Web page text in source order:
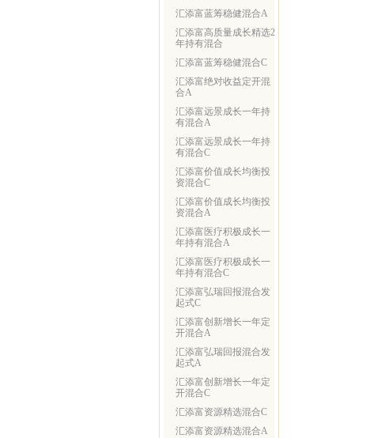
汇添富蓝筹稳健混合A
汇添富高质量成长精选2
年持有混合
汇添富蓝筹稳健混合C
汇添富绝对收益定开混
合A
汇添富远景成长一年持
有混合A
汇添富远景成长一年持
有混合C
汇添富价值成长均衡投
资混合C
汇添富价值成长均衡投
资混合A
汇添富医疗积极成长一
年持有混合A
汇添富医疗积极成长一
年持有混合C
汇添富弘瑞回报混合发
起式C
汇添富创新增长一年定
开混合A
汇添富弘瑞回报混合发
起式A
汇添富创新增长一年定
开混合C
汇添富资源精选混合C
汇添富资源精选混合A